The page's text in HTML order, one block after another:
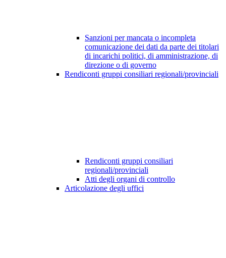
Sanzioni per mancata o incompleta
comunicazione dei dati da parte dei titolari
di incarichi politici, di amministrazione, di
direzione o di governo
Rendiconti gruppi consiliari regionali/provinciali
Rendiconti gruppi consiliari
regionali/provinciali
Atti degli organi di controllo
Articolazione degli uffici